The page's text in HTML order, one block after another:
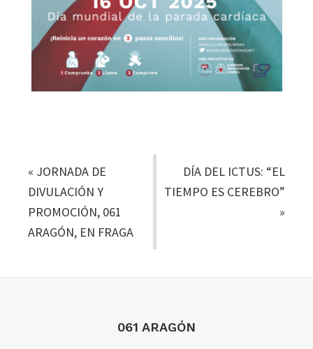
« JORNADA DE
DIVULACIÓN Y
PROMOCIÓN, 061
ARAGÓN, EN FRAGA
DÍA DEL ICTUS: “EL
TIEMPO ES CEREBRO”
»
061 ARAGÓN